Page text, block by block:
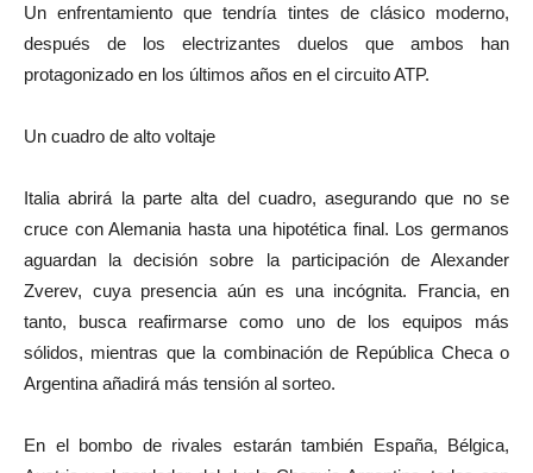
Un enfrentamiento que tendría tintes de clásico moderno,
después de los electrizantes duelos que ambos han
protagonizado en los últimos años en el circuito ATP.
Un cuadro de alto voltaje
Italia abrirá la parte alta del cuadro, asegurando que no se
cruce con Alemania hasta una hipotética final. Los germanos
aguardan la decisión sobre la participación de Alexander
Zverev, cuya presencia aún es una incógnita. Francia, en
tanto, busca reafirmarse como uno de los equipos más
sólidos, mientras que la combinación de República Checa o
Argentina añadirá más tensión al sorteo.
En el bombo de rivales estarán también España, Bélgica,